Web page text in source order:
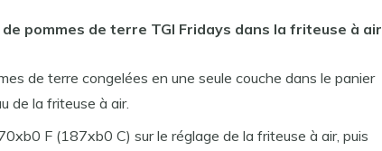
pommes de terre TGI Fridays dans la friteuse à air
de terre congelées en une seule couche dans le panier
de la friteuse à air.
F (187xb0 C) sur le réglage de la friteuse à air, puis